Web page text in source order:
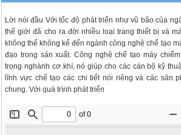
Lời nói đầu Với tốc độ phát triển như vũ bão của
thế giới đã cho ra đời nhiều loại trang thiết bị và
không thể không kể đến ngành công nghệ chế tạo
đạo trong sản xuất. Công nghệ chế tạo máy
trong nghành cơ khí, nó giúp cho các cán bộ kỹ
lĩnh vực chế tạo các chi tiết nói riêng và các sản
chung. Với quá trình phát triển